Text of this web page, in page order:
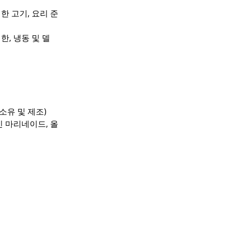
고기, 요리 준
, 냉동 및 델
유 및 제조)
마리네이드, 올